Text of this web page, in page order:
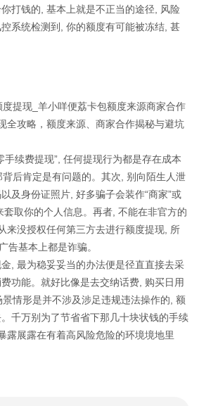
打钱的, 基本上就是不正当的途径, 风险
系统检测到, 你的额度有可能被冻结, 甚
手续费提现”, 任何提现行为都是存在成本
后肯定是有问题的。其次, 别向陌生人泄
及身份证照片, 好多骗子会装作“商家”或
套取你的个人信息。再者, 不能在非官方的
来没授权任何第三方去进行额度提现, 所
告基本上都是诈骗。
, 最为稳妥妥当的办法便是径直直接去采
功能。就好比像是去交纳话费, 购买日用
情形是并不涉及涉足违规违法操作的, 额
千万别为了节省省下那几十块状钱的手续
露展露在有着高风险危险的环境境地里